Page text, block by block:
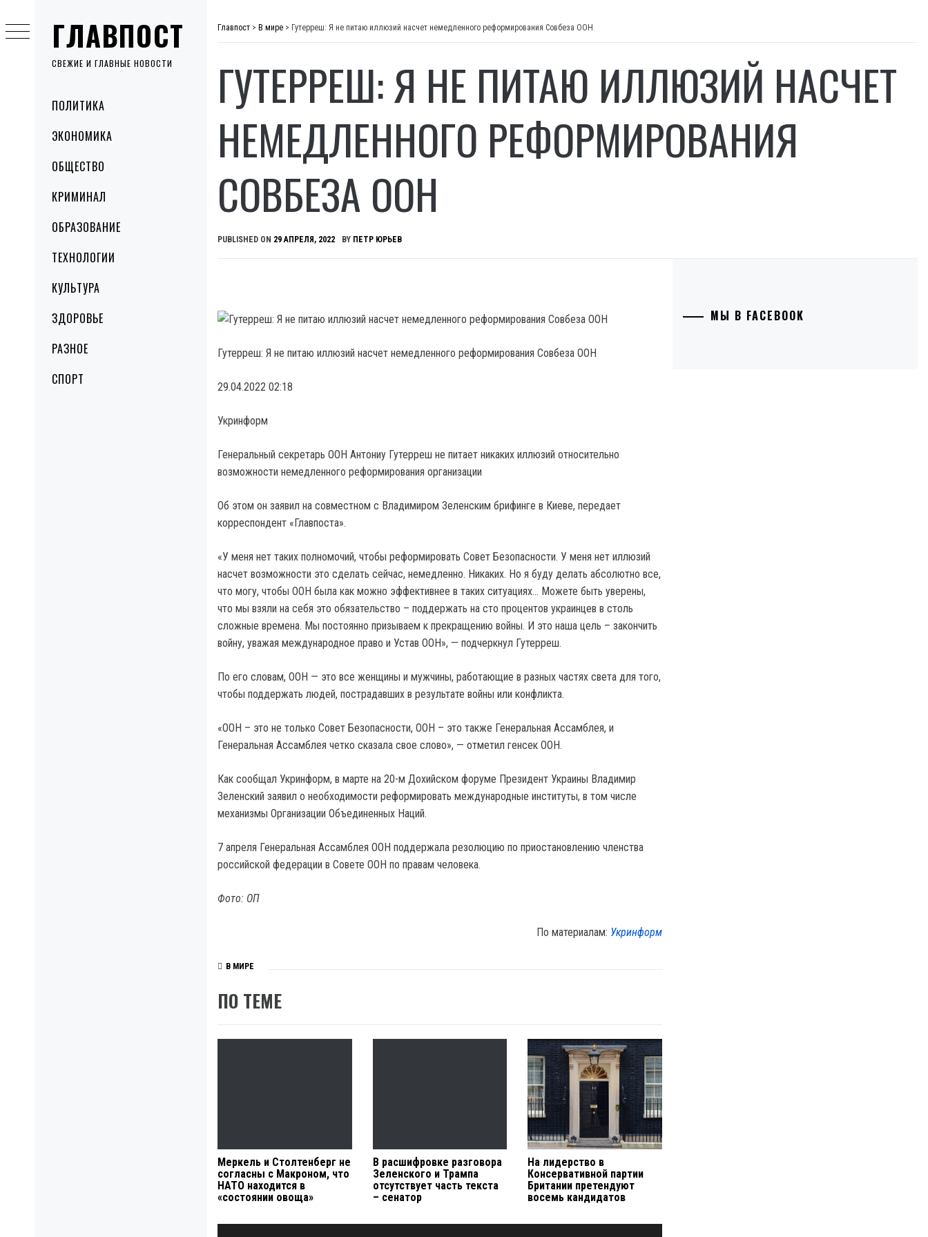
ГЛАВПОСТ
СВЕЖИЕ И ГЛАВНЫЕ НОВОСТИ
MenuПОЛИТИКА
ЭКОНОМИКА
ОБЩЕСТВО
КРИМИНАЛ
ОБРАЗОВАНИЕ
ТЕХНОЛОГИИ
КУЛЬТУРА
ЗДОРОВЬЕ
РАЗНОЕ
СПОРТ
to
content
Главпост > В мире > Гутерреш: Я не питаю иллюзий насчет немедленного реформирования Совбеза ООН
ГУТЕРРЕШ: Я НЕ ПИТАЮ ИЛЛЮЗИЙ НАСЧЕТ
НЕМЕДЛЕННОГО РЕФОРМИРОВАНИЯ
СОВБЕЗА ООН
PUBLISHED ON 29 АПРЕЛЯ, 2022 BY ПЕТР ЮРЬЕВ
Гутерреш: Я не питаю иллюзий насчет немедленного реформирования Совбеза ООН
29.04.2022 02:18
Укринформ
Генеральный секретарь ООН Антониу Гутерреш не питает никаких иллюзий относительно
возможности немедленного реформирования организации
Об этом он заявил на совместном с Владимиром Зеленским брифинге в Киеве, передает
корреспондент «Главпоста».
«У меня нет таких полномочий, чтобы реформировать Совет Безопасности. У меня нет иллюзий
насчет возможности это сделать сейчас, немедленно. Никаких. Но я буду делать абсолютно все,
что могу, чтобы ООН была как можно эффективнее в таких ситуациях… Можете быть уверены,
что мы взяли на себя это обязательство – поддержать на сто процентов украинцев в столь
сложные времена. Мы постоянно призываем к прекращению войны. И это наша цель – закончить
войну, уважая международное право и Устав ООН», — подчеркнул Гутерреш.
По его словам, ООН — это все женщины и мужчины, работающие в разных частях света для того,
чтобы поддержать людей, пострадавших в результате войны или конфликта.
«ООН – это не только Совет Безопасности, ООН – это также Генеральная Ассамблея, и
Генеральная Ассамблея четко сказала свое слово», — отметил генсек ООН.
Как сообщал Укринформ, в марте на 20-м Дохийском форуме Президент Украины Владимир
Зеленский заявил о необходимости реформировать международные институты, в том числе
механизмы Организации Объединенных Наций.
7 апреля Генеральная Ассамблея ООН поддержала резолюцию по приостановлению членства
российской федерации в Совете ООН по правам человека.
Фото: ОП
По материалам: Укринформ
В МИРЕ
ПО ТЕМЕ
Меркель и Столтенберг не
согласны с Макроном, что
НАТО находится в
«состоянии овоща»
В расшифровке разговора
Зеленского и Трампа
отсутствует часть текста
– сенатор
На лидерство в
Консервативной партии
Британии претендуют
восемь кандидатов
МЫ В FACEBOOK